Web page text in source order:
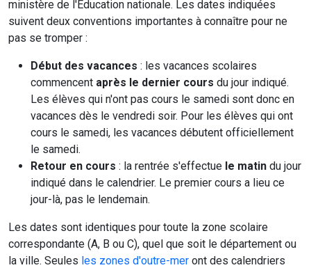
ministère de l'Education nationale. Les dates indiquées
suivent deux conventions importantes à connaître pour ne
pas se tromper :
Début des vacances : les vacances scolaires
commencent après le dernier cours du jour indiqué.
Les élèves qui n'ont pas cours le samedi sont donc en
vacances dès le vendredi soir. Pour les élèves qui ont
cours le samedi, les vacances débutent officiellement
le samedi.
Retour en cours : la rentrée s'effectue le matin du jour
indiqué dans le calendrier. Le premier cours a lieu ce
jour-là, pas le lendemain.
Les dates sont identiques pour toute la zone scolaire
correspondante (A, B ou C), quel que soit le département ou
la ville. Seules les zones d'outre-mer ont des calendriers